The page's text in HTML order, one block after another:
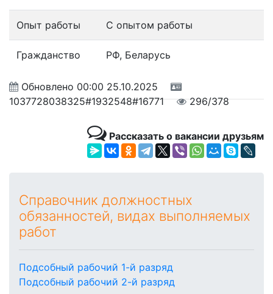
Опыт работы С опытом работы
Гражданство РФ, Беларусь
Обновлено 00:00 25.10.2025
1037728038325#1932548#16771
296/378
Рассказать о вакансии друзьям
Справочник должностных
обязанностей, видах выполняемых
работ
Подсобный рабочий 1-й разряд
Подсобный рабочий 2-й разряд